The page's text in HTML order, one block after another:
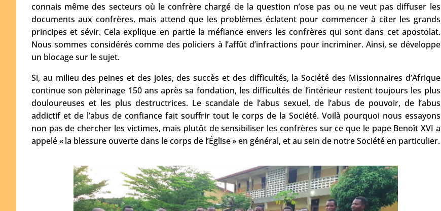
connais même des secteurs où le confrère chargé de la question n’ose pas ou ne veut pas diffuser les
documents aux confrères, mais attend que les problèmes éclatent pour commencer à citer les grands
principes et sévir. Cela explique en partie la méfiance envers les confrères qui sont dans cet apostolat.
Nous sommes considérés comme des policiers à l’affût d’infractions pour incriminer. Ainsi, se développe
un blocage sur le sujet.
Si, au milieu des peines et des joies, des succès et des difficultés, la Société des Missionnaires d’Afrique
continue son pèlerinage 150 ans après sa fondation, les difficultés de l’intérieur restent toujours les plus
douloureuses et les plus destructrices. Le scandale de l’abus sexuel, de l’abus de pouvoir, de l’abus
addictif et de l’abus de confiance fait souffrir tout le corps de la Société. Voilà pourquoi nous essayons
non pas de chercher les victimes, mais plutôt de sensibiliser les confrères sur ce que le pape Benoît XVI a
appelé « la blessure ouverte dans le corps de l’Église » en général, et au sein de notre Société en particulier.